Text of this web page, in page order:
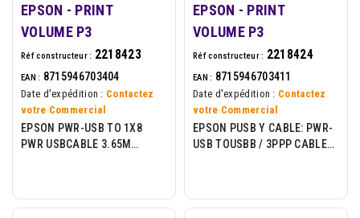
EPSON - PRINT
VOLUME P3
Réf constructeur : 2218423
EAN : 8715946703404
Date d'expédition : Contactez
votre Commercial
EPSON PWR-USB TO 1X8
PWR USBCABLE 3.65M
EPSON - PRINT
VOLUME P3
Réf constructeur : 2218424
EAN : 8715946703411
Date d'expédition : Contactez
votre Commercial
EPSON PUSB Y CABLE: PWR-
USB TOUSBB / 3PPP CABLE